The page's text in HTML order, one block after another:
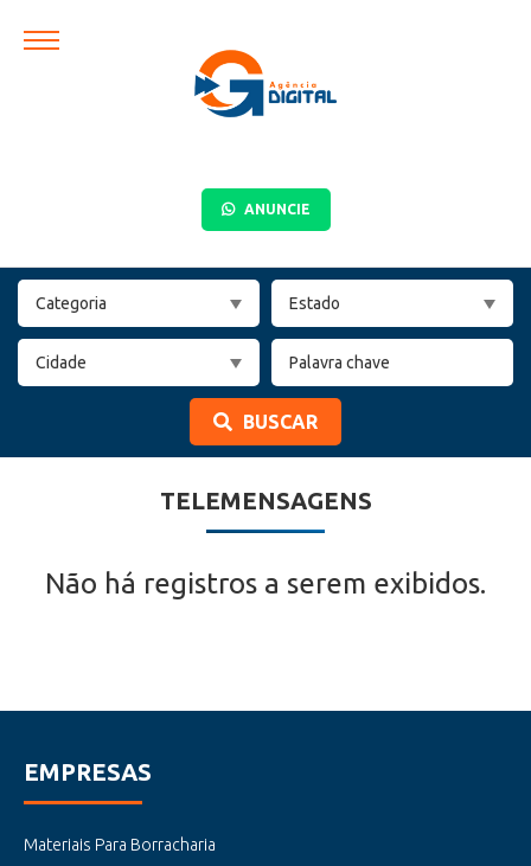
ANUNCIE
BUSCAR
TELEMENSAGENS
Não há registros a serem exibidos.
EMPRESAS
Materiais Para Borracharia